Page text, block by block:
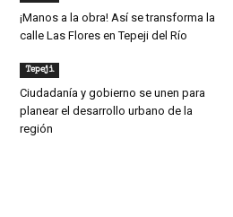
¡Manos a la obra! Así se transforma la
calle Las Flores en Tepeji del Río
Tepeji
Ciudadanía y gobierno se unen para
planear el desarrollo urbano de la
región